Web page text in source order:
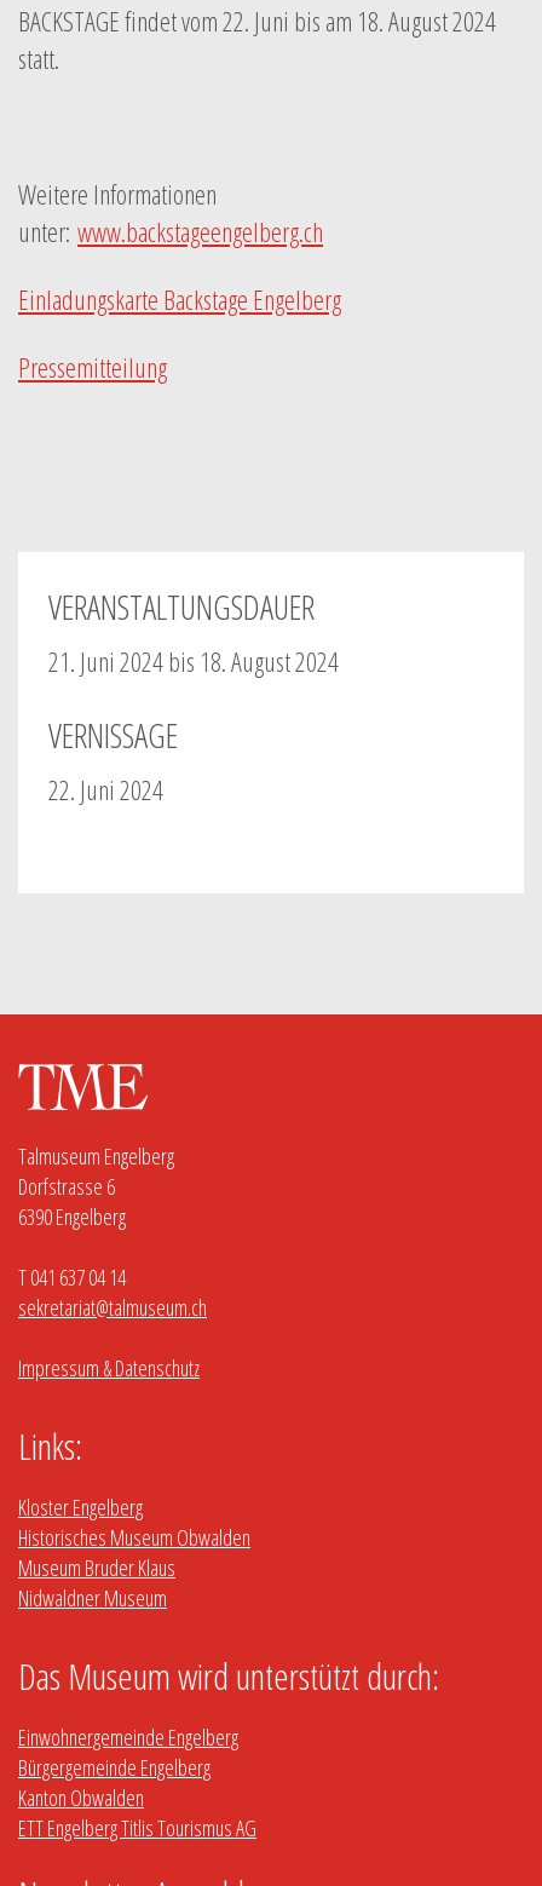
BACKSTAGE findet vom 22. Juni bis am 18. August 2024
statt.
Weitere Informationen
unter: www.backstageengelberg.ch
Einladungskarte Backstage Engelberg
Pressemitteilung
VERANSTALTUNGSDAUER
21. Juni 2024 bis 18. August 2024
VERNISSAGE
22. Juni 2024
Talmuseum Engelberg
Dorfstrasse 6
6390 Engelberg
T 041 637 04 14
sekretariat@talmuseum.ch
Impressum & Datenschutz
Links:
Kloster Engelberg
Historisches Museum Obwalden
Museum Bruder Klaus
Nidwaldner Museum
Das Museum wird unterstützt durch:
Einwohnergemeinde Engelberg
Bürgergemeinde Engelberg
Kanton Obwalden
ETT Engelberg Titlis Tourismus AG